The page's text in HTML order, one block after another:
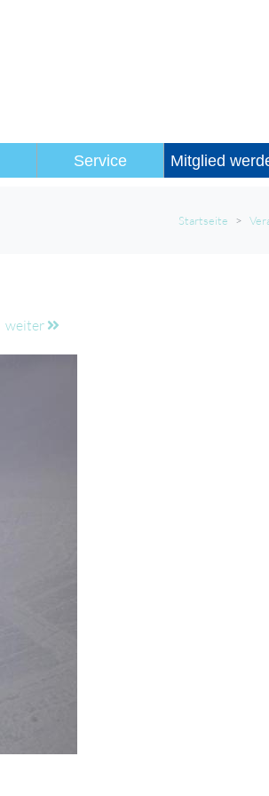
Service Mitglied
Startseite
weiter